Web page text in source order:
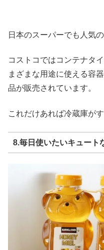
日本のスーパーでも人気
コストコではコンテナタ
まざまな用途に使える容
品が販売されています。
これだけあれば冷蔵庫が
8.毎日使いたいキュート